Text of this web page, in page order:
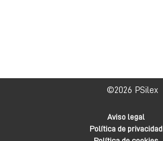
©2026 PSilex
Aviso legal
Política de privacidad